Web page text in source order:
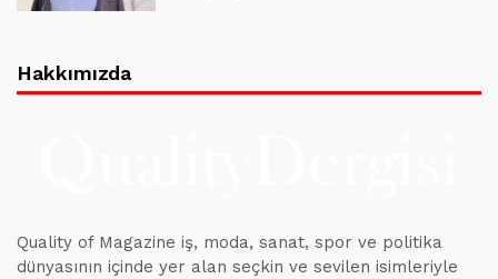
Hakkımızda
Quality of Magazine iş, moda, sanat, spor ve politika
dünyasının içinde yer alan seçkin ve sevilen isimleriyle